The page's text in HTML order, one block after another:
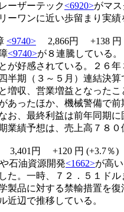
ーザーテック<6920>がマ
ーワンに近い歩留まり実
<9740> 2,866円 +138
<9740>が８連騰している
が好感されている。２６
半期（３～５月）連結決
と増収、営業増益となっ
あったほか、機械警備で
お、最終利益は前年同期
業績予想は、売上高７８
3,401円 +120 円 (+3.7
や石油資源開発<1662>が高
た。一時、７２．５１ド
製品に対する禁輸措置を
近辺で推移している。